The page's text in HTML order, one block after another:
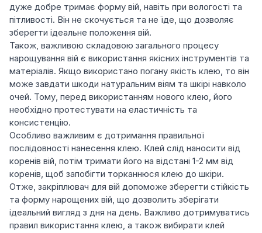
дуже добре тримає форму вій, навіть при вологості та
пітливості. Він не скочується та не їде, що дозволяє
зберегти ідеальне положення вій.
Також, важливою складовою загального процесу
нарощування вій є використання якісних інструментів та
матеріалів. Якщо використано погану якість клею, то він
може завдати шкоди натуральним віям та шкірі навколо
очей. Тому, перед використанням нового клею, його
необхідно протестувати на еластичність та
консистенцію.
Особливо важливим є дотримання правильної
послідовності нанесення клею. Клей слід наносити від
коренів вій, потім тримати його на відстані 1-2 мм від
коренів, щоб запобігти торканнюся клею до шкіри.
Отже, закріплювач для вій допоможе зберегти стійкість
та форму нарощених вій, що дозволить зберігати
ідеальний вигляд з дня на день. Важливо дотримуватись
правил використання клею, а також вибирати клей